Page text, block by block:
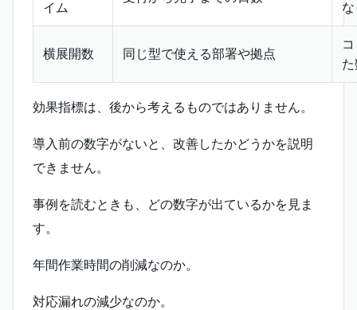
イム
横展開数 同じ型で使える部署や拠点
効果指標は、後から考えるものではありません。
導入前の数字がないと、改善したかどうかを説明
できません。
事例を読むときも、どの数字が出ているかを見ま
す。
年間作業時間の削減なのか。
対応漏れの減少なのか。